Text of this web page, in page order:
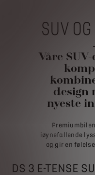
SUV
Våre
design
nyeste
iøynefallende
og gir en
DS 3 E-TENSE